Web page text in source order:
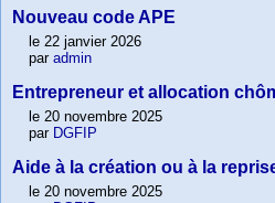
Nouveau code APE
le 22 janvier 2026
par admin
Entrepreneur et allocation
le 20 novembre 2025
par DGFIP
Aide à la création ou à la
le 20 novembre 2025